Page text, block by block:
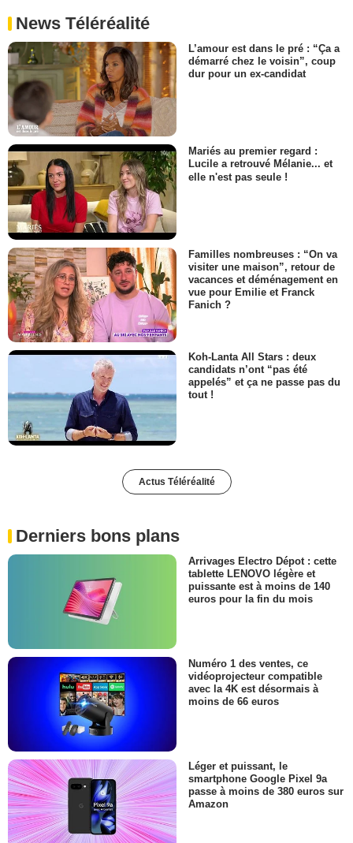
News Téléréalité
L’amour est dans le pré : “Ça a
démarré chez le voisin”, coup
dur pour un ex-candidat
Mariés au premier regard :
Lucile a retrouvé Mélanie... et
elle n'est pas seule !
Familles nombreuses : “On va
visiter une maison”, retour de
vacances et déménagement en
vue pour Emilie et Franck
Fanich ?
Koh-Lanta All Stars : deux
candidats n’ont “pas été
appelés” et ça ne passe pas du
tout !
Actus Téléréalité
Derniers bons plans
Arrivages Electro Dépot : cette
tablette LENOVO légère et
puissante est à moins de 140
euros pour la fin du mois
Numéro 1 des ventes, ce
vidéoprojecteur compatible
avec la 4K est désormais à
moins de 66 euros
Léger et puissant, le
smartphone Google Pixel 9a
passe à moins de 380 euros sur
Amazon